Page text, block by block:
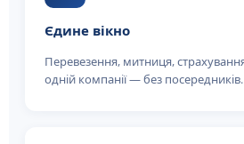
Єдине вікно
Перевезення, митниця,
одній компанії — без посередників.